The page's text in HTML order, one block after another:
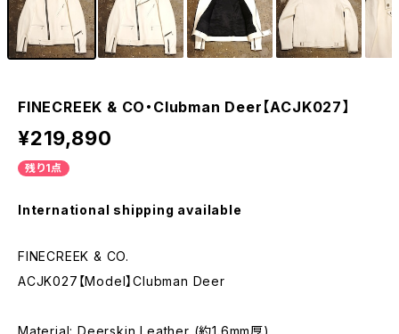
FINECREEK & CO・Clubman Deer【ACJK027】
¥219,890
残り1点
International shipping available
FINECREEK & CO.
ACJK027【Model】Clubman Deer
Material: Deerskin Leather (約1.6mm厚)